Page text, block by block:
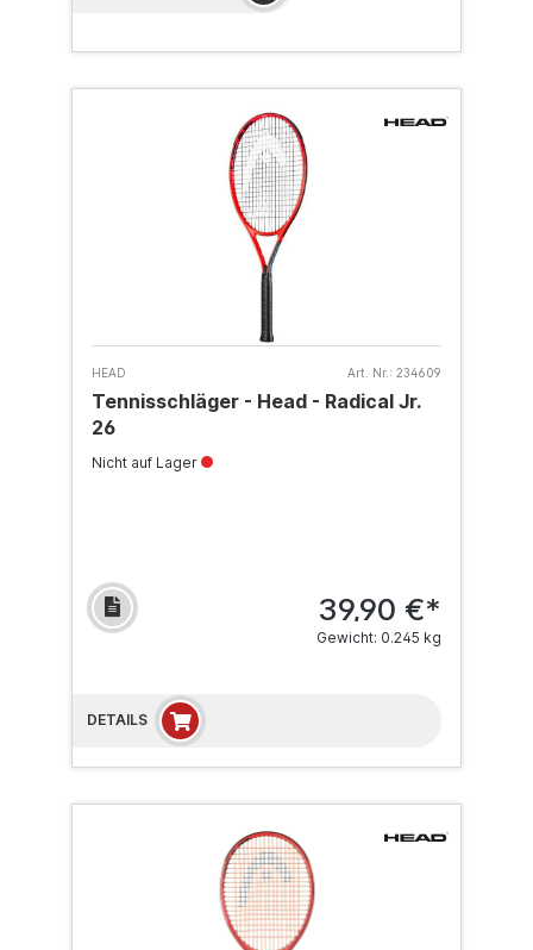
HEAD Art. Nr.: 234609
Tennisschläger - Head - Radical Jr.
26
Nicht auf Lager
39,90 €*
Gewicht: 0.245 kg
DETAILS